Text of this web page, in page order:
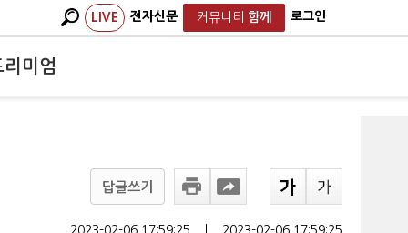
LIVE 전자신문 커뮤니티 함께 로그인
리미엄
답글쓰기
2023-02-06 17:59:25 2023-02-06 17:59:25